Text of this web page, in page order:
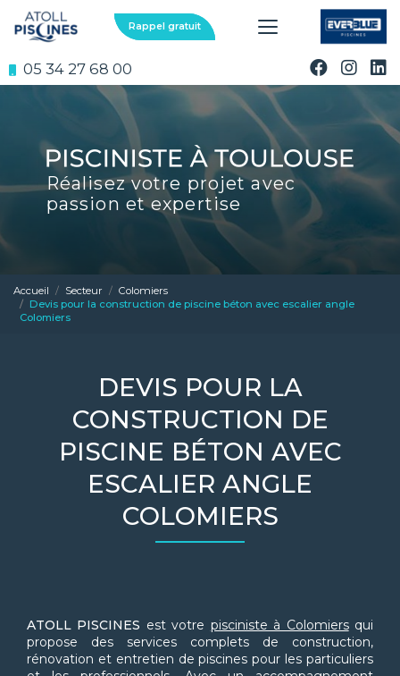
au
contenu
05 34 27 68 00
Rappel gratuit
Réalisez votre projet avec
passion et expertise
Accueil Secteur
Colomiers
Devis pour la construction de piscine béton avec escalier angle
Colomiers
DEVIS POUR LA
CONSTRUCTION DE
PISCINE BÉTON AVEC
ESCALIER ANGLE
COLOMIERS
ATOLL PISCINES est votre pisciniste à Colomiersqui
propose des services complets de construction,
rénovation et entretien de piscines pour les particuliers